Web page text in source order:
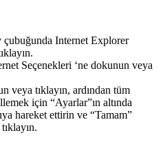
çubuğunda Internet Explorer
Seçenekleri ‘ne dokunun veya
veya tıklayın, ardından tüm
için “Ayarlar”ın altında
hareket ettirin ve “Tamam”